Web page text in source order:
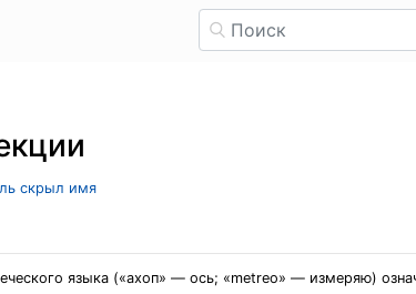
скрыл имя
языка («ахоп» — ось; «metreo» — измеряю)